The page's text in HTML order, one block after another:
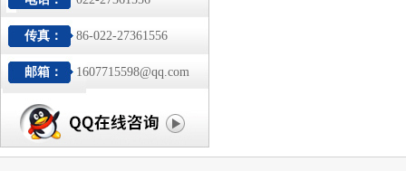
传真： 86-022-27361556
邮箱： 1607715598@qq.com